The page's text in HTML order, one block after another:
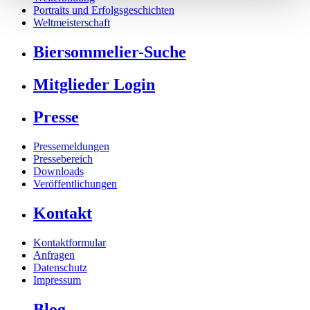
Portraits und Erfolgsgeschichten
Weltmeisterschaft
Biersommelier-Suche
Mitglieder Login
Presse
Pressemeldungen
Pressebereich
Downloads
Veröffentlichungen
Kontakt
Kontaktformular
Anfragen
Datenschutz
Impressum